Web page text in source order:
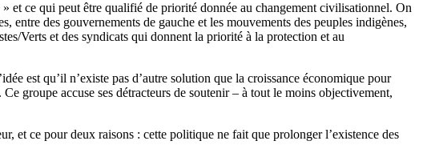
et ce qui peut être qualifié de priorité donnée au changement civilisationnel. On
entre des gouvernements de gauche et les mouvements des peuples indigènes,
Verts et des syndicats qui donnent la priorité à la protection et au
est qu’il n’existe pas d’autre solution que la croissance économique pour
groupe accuse ses détracteurs de soutenir – à tout le moins objectivement,
et ce pour deux raisons : cette politique ne fait que prolonger l’existence des